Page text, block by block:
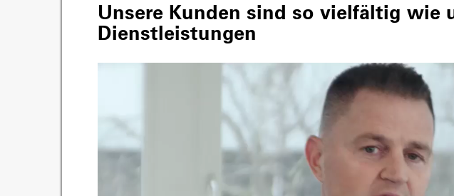
Unsere Kunden sind so vielfältig wie
Dienstleistungen